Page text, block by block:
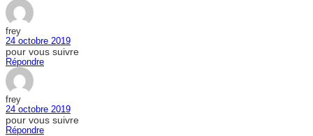
frey
24 octobre 2019
pour vous suivre
Répondre
frey
24 octobre 2019
pour vous suivre
Répondre